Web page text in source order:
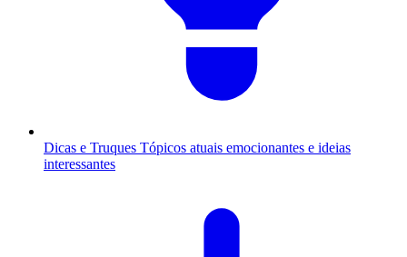
Dicas e Truques Tópicos atuais emocionantes e ideias
interessantes